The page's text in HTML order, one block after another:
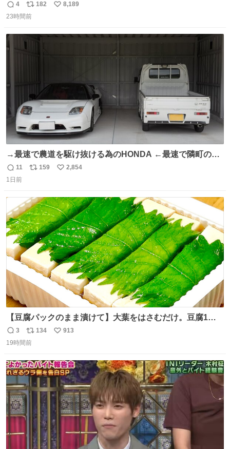
返
信
4
リ
ポ
ト
数
182
い
8,189
23時間前
→最速で農道を駆け抜ける為のHONDA ←最速で隣町の集
会所に行く為のHONDA
返
信
11
リ
ト
数
159
い
数
2,854
1日前
【豆腐パックのまま漬けて】大葉をはさむだけ。豆腐1
丁、秒でなくなる 豆腐に大葉をはさんで、めんつゆに漬け
るだけ。冷蔵庫で置くだけで味がしみ込み、さっぱりなの
い日にもぴったりの大葉と豆腐の漬けレシピです。 詳しく
はリプ欄を見てね👇
返
信
3
リ
ポ
ト
数
134
い
数
913
19時間前